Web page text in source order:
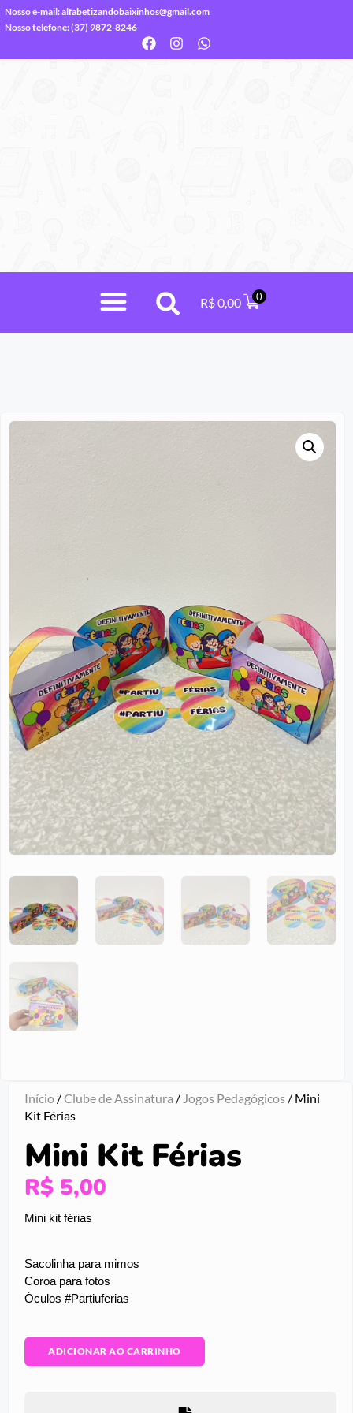
Nosso e-mail:alfabetizandobaixinhos@gmail.com
Nosso telefone: (37) 9872-8246
R$0,00 0
Início /Clube de Assinatura / Jogos Pedagógicos / Mini
Kit Férias
Mini Kit Férias
R$ 5,00
Mini kit férias
Sacolinha para mimos
Coroa para fotos
Óculos #Partiuferias
ADICIONAR AO CARRINHO